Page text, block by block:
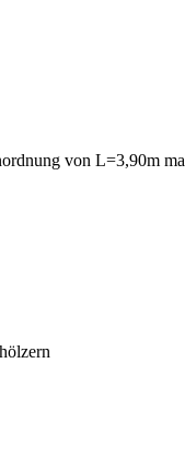
von L=3,90m